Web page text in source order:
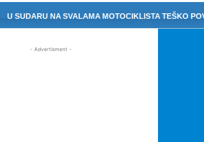
U SUDARU NA SVALAMA MOTOCIKLISTA TEŠKO
- Advertisment -